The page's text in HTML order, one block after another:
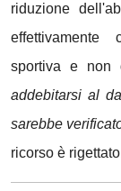
riduzione
effettivamente
sportiva e non
addebitarsi al
sarebbe
ricorso è